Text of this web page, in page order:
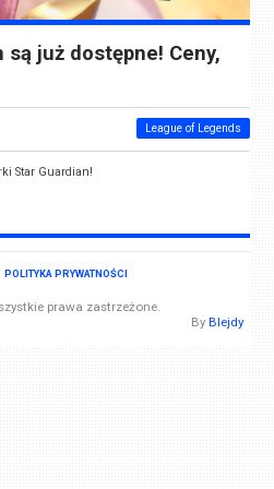
już dostępne! Ceny,
League of Legends
Star Guardian!
POLITYKA PRYWATNOŚCI
prawa zastrzeżone.
By Blejdy